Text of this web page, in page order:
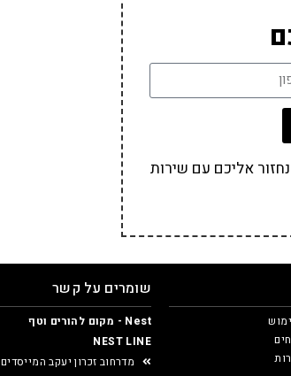
אליכם עם שירות
שומרים על קשר
Nest - מקום להורים וטף
NEST LINE
מדרחוב זכרון יעקב המייסדים 52